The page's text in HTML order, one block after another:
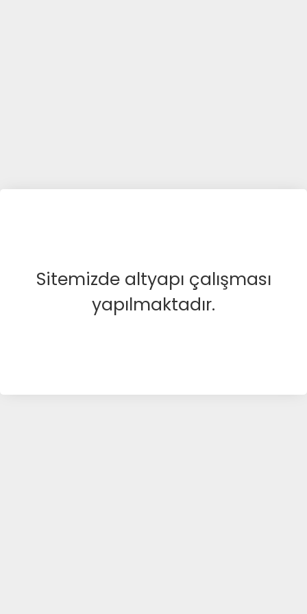
Sitemizde altyapı çalışması
yapılmaktadır.